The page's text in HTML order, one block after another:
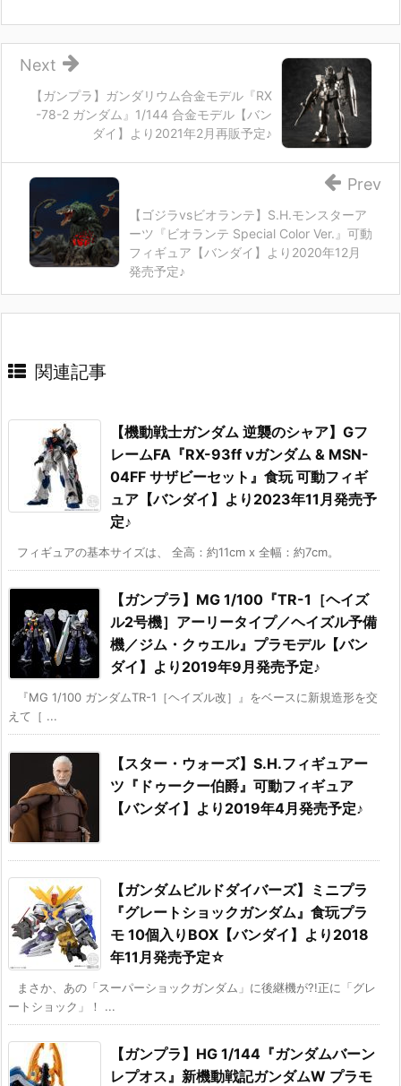
【ガンプラ】ガンダリウム合金モデル『RX
-78-2 ガンダム』1/144 合金モデル【バン
ダイ】より2021年2月再販予定♪
Next
【ゴジラvsビオランテ】S.H.モンスターア
ーツ『ビオランテ Special Color Ver.』可動
フィギュア【バンダイ】より2020年12月
発売予定♪
Prev
関連記事
【機動戦士ガンダム 逆襲のシャア】Gフ
レームFA『RX-93ff νガンダム & MSN-
04FF サザビーセット』食玩 可動フィギ
ュア【バンダイ】より2023年11月発売予
定♪
フィギュアの基本サイズは、 全高：約11cm x 全幅：約7cm。
【ガンプラ】MG 1/100『TR-1［ヘイズ
ル2号機］アーリータイプ／ヘイズル予備
機／ジム・クゥエル』プラモデル【バン
ダイ】より2019年9月発売予定♪
『MG 1/100 ガンダムTR-1［ヘイズル改］』をベースに新規造形を交
えて［ ...
【スター・ウォーズ】S.H.フィギュアー
ツ『ドゥークー伯爵』可動フィギュア
【バンダイ】より2019年4月発売予定♪
【ガンダムビルドダイバーズ】ミニプラ
『グレートショックガンダム』食玩プラ
モ 10個入りBOX【バンダイ】より2018
年11月発売予定☆
まさか、あの「スーパーショックガンダム」に後継機が?!正に「グレ
ートショック」！ ...
【ガンプラ】HG 1/144『ガンダムバーン
レプオス』新機動戦記ガンダムW プラモ